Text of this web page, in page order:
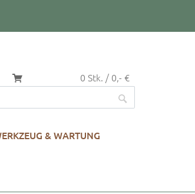
0 Stk. / 0,- €
& WARTUNG